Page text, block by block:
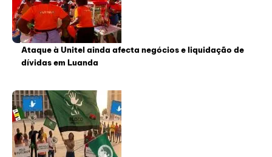
Ataque à Unitel ainda afecta negócios e liquidação de
dívidas em Luanda